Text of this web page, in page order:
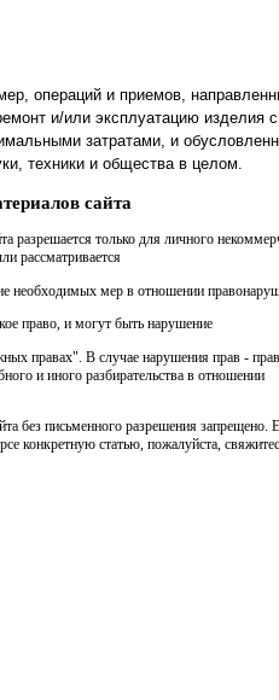
операций и приемов,
и/или эксплуатацию изделия с
затратами, и
техники и общества в целом.
сайта
разрешается только для личного
рассматривается
необходимых мер в отношении
право, и могут быть нарушение
правах". В случае нарушения прав -
и иного разбирательства в отношении
без письменного разрешения запрещено.
конкретную статью, пожалуйста,